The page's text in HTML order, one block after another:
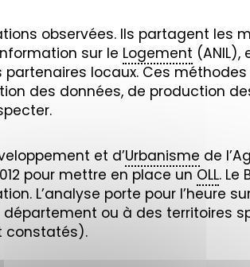
observées. Ils partagent les
sur le Logement
locaux. Ces
des données, de production
et d’Urbanisme de
pour mettre en place un OLL. Le
L’analyse porte pour l’heure
département ou à des territoires
constatés).